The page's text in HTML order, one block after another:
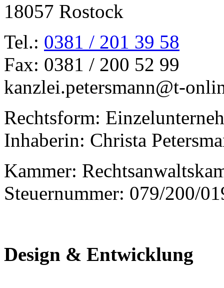
18057 Rostock
Tel.: 0381 / 201 39 58
Fax: 0381 / 200 52 99
kanzlei.petersmann@t-
Rechtsform:
Inhaberin: Christa
Kammer:
Steuernummer: 079/200/
Design & Entwicklung